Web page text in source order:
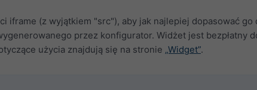
iframe (z wyjątkiem "src"), aby jak najlepiej dopasować
przez konfigurator. Widżet jest bezpłatny
użycia znajdują się na stronie „Widget”.